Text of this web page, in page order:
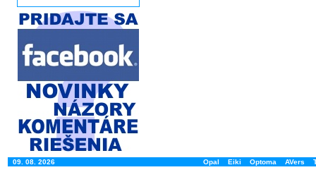
09. 08. 2026 Opal Eiki Optoma AVers